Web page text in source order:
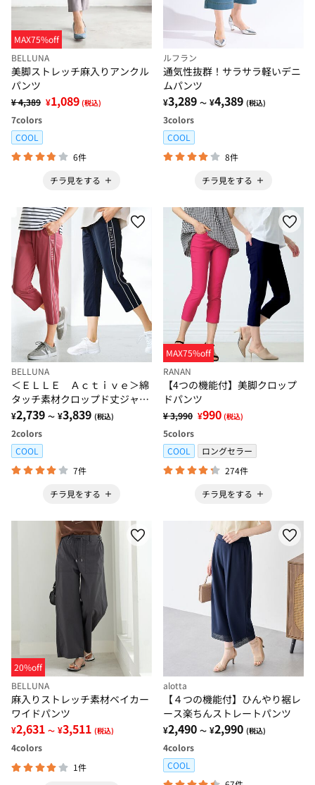
MAX75%off
BELLUNA
美脚ストレッチ麻入りアンクル
パンツ
¥ 4,389 ¥1,089 (税込)
7colors
COOL
6件
チラ見をする
ルフラン
通気性抜群！サラサラ軽いデニ
ムパンツ
¥3,289 ～ ¥4,389 (税込)
3colors
COOL
8件
チラ見をする
BELLUNA
＜ＥＬＬＥ Ａｃｔｉｖｅ＞綿
タッチ素材クロップド丈ジャー
ジパンツ
¥2,739 ～ ¥3,839 (税込)
2colors
COOL
7件
チラ見をする
MAX75%off
RANAN
【4つの機能付】美脚クロップ
ドパンツ
¥ 3,990 ¥990 (税込)
5colors
COOL
ロングセラー
274件
チラ見をする
20%off
BELLUNA
麻入りストレッチ素材ベイカー
ワイドパンツ
¥2,631 ～ ¥3,511 (税込)
4colors
1件
alotta
【４つの機能付】ひんやり裾レ
ース楽ちんストレートパンツ
¥2,490 ～ ¥2,990 (税込)
4colors
COOL